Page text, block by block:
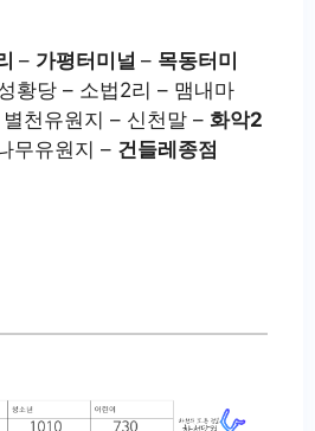
– 가평터미널 – 목동터미
황당 – 소법2리 – 맴내마
천유원지 – 신천말 – 화악2
무유원지 – 건들레종점